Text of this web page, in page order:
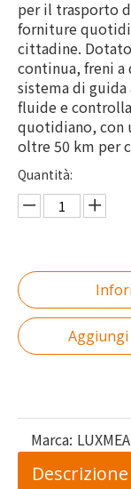
per il trasporto
forniture
cittadine.
continua, freni
sistema di
fluide e
quotidiano, con
oltre 50 km per
Quantità:
Marca: LUXMEA